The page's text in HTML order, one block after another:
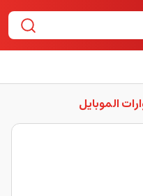
الموبايل